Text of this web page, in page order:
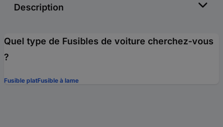
Description
Quel type de Fusibles de voiture cherchez-vous
?
Fusible platFusible à lame